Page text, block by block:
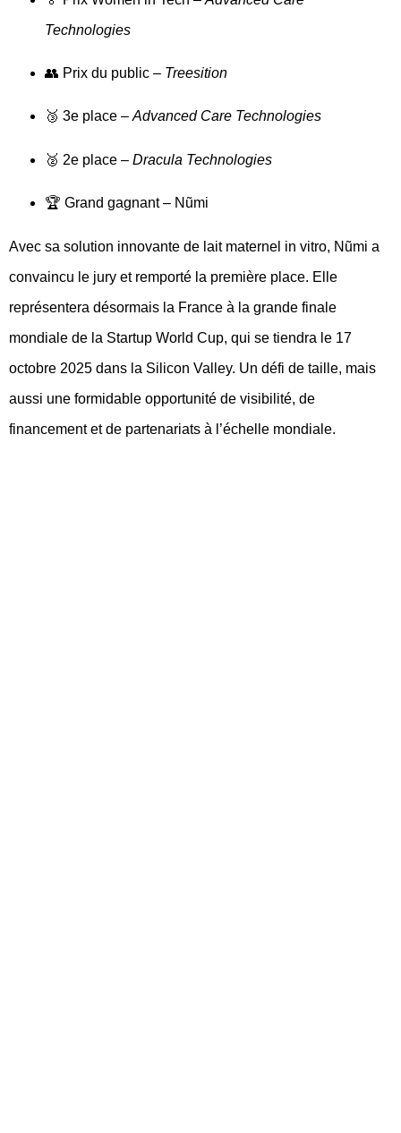
Technologies
👥 Prix du public – Treesition
🥉 3e place –Advanced Care Technologies
🥈 2e place – Dracula Technologies
🏆 Grand gagnant – Nũmi
Avec sa solution innovante de lait maternel in vitro, Nũmi a
convaincu le jury et remporté la première place. Elle
représentera désormais la France à la grande finale
mondiale de la Startup World Cup, qui se tiendra le 17
octobre 2025 dans la Silicon Valley. Un défi de taille, mais
aussi une formidable opportunité de visibilité, de
financement et de partenariats à l’échelle mondiale.